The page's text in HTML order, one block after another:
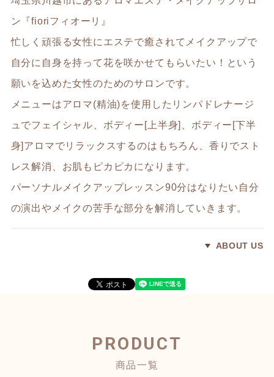
ン『fioriフィオーリ』
忙しく頑張る女性にエステで癒されてメイクアップで
自分に自身を持って花を咲かせてもらいたい！という
願いを込めた女性のためのサロンです。
メニューはアロマ(精油)を使用したリンパドレナージ
ュでフェイシャル、ボディー[上半身]、ボディー[下半
身]アロマでリラックスするのはもちろん、香りでスト
レス解消、お肌もピカピカになります。
パーソナルメイクアップレッスン90分はなりたい自分
の演出やメイクの苦手な部分を解消していきます。
ABOUT US
PRODUCT
商品一覧